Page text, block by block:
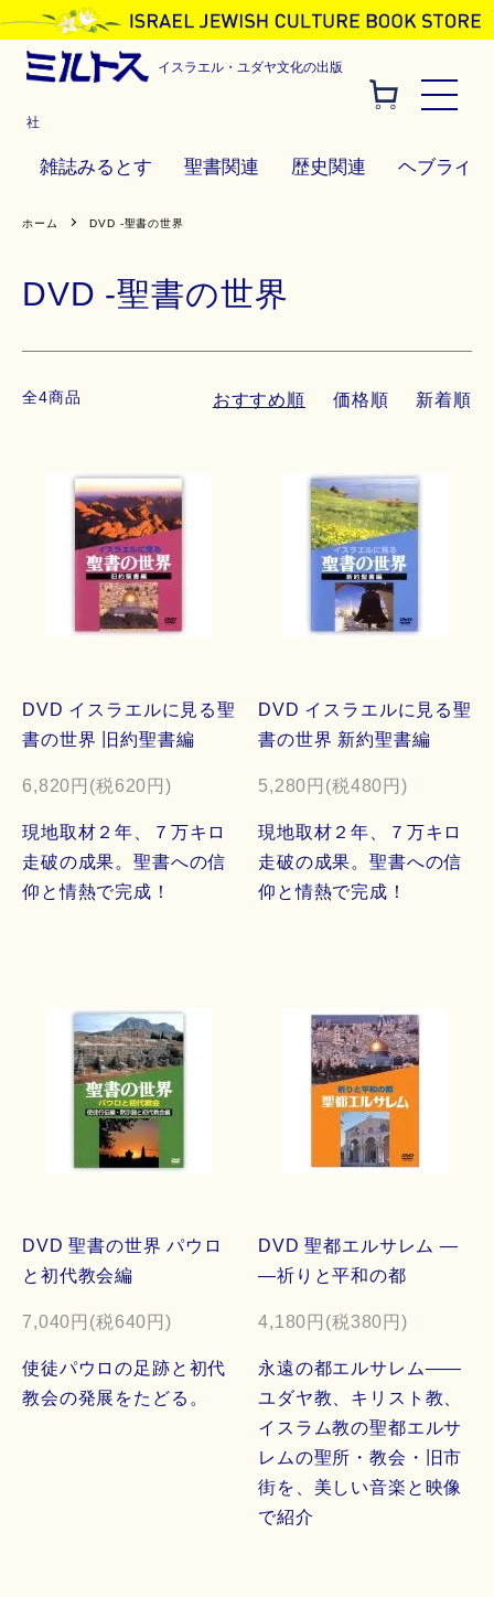
イスラエル・ユダヤ文化の出版
社
雑誌みるとす 聖書関連 歴史関連 ヘブライ
ホーム DVD -聖書の世界
DVD -聖書の世界
全4商品 おすすめ順 価格順 新着順
DVD イスラエルに見る聖
書の世界 旧約聖書編
6,820円(税620円)
現地取材２年、７万キロ
走破の成果。聖書への信
仰と情熱で完成！
DVD イスラエルに見る聖
書の世界 新約聖書編
5,280円(税480円)
現地取材２年、７万キロ
走破の成果。聖書への信
仰と情熱で完成！
DVD 聖書の世界 パウロ
と初代教会編
7,040円(税640円)
使徒パウロの足跡と初代
教会の発展をたどる。
DVD 聖都エルサレム ―
―祈りと平和の都
4,180円(税380円)
永遠の都エルサレム――
ユダヤ教、キリスト教、
イスラム教の聖都エルサ
レムの聖所・教会・旧市
街を、美しい音楽と映像
で紹介